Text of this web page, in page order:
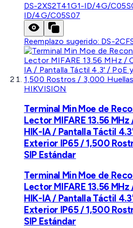
DS-2XS2T41G1-ID/4G/
ID/4G/C05S07
Reemplazo sugerido: DS-
HIKVISION
Terminal Min Moe de
Lector MIFARE 13.56
HIK-IA / Pantalla Táctil
Exterior IP65 / 1,500
SIP Estándar
Terminal Min Moe de
Lector MIFARE 13.56
HIK-IA / Pantalla Táctil
Exterior IP65 / 1,500
SIP Estándar